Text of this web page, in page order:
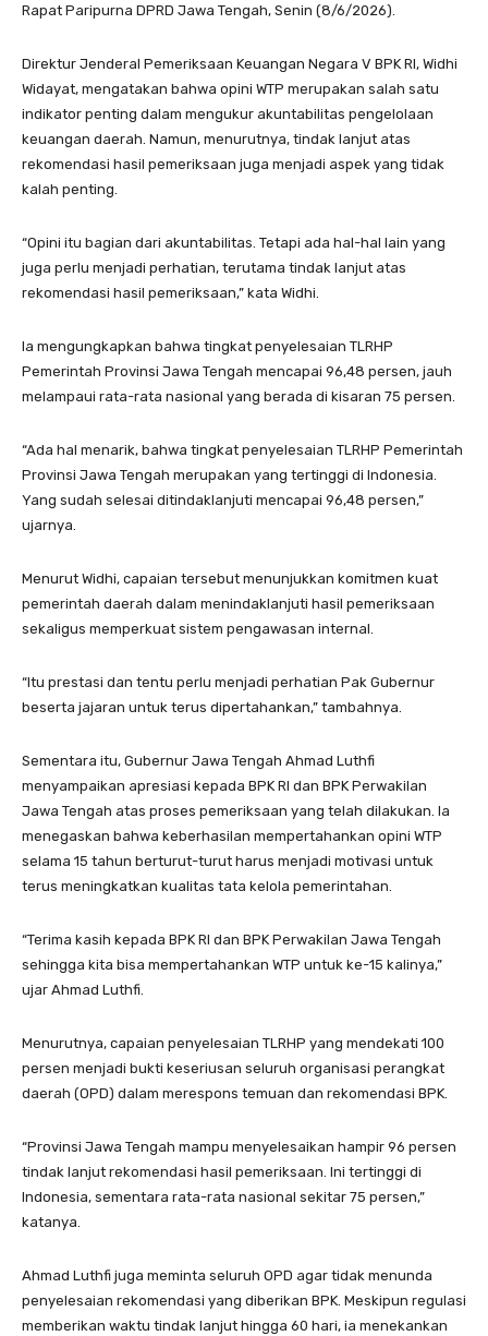
Rapat Paripurna DPRD Jawa Tengah, Senin (8/6/2026).
Direktur Jenderal Pemeriksaan Keuangan Negara V BPK RI, Widhi
Widayat, mengatakan bahwa opini WTP merupakan salah satu
indikator penting dalam mengukur akuntabilitas pengelolaan
keuangan daerah. Namun, menurutnya, tindak lanjut atas
rekomendasi hasil pemeriksaan juga menjadi aspek yang tidak
kalah penting.
“Opini itu bagian dari akuntabilitas. Tetapi ada hal-hal lain yang
juga perlu menjadi perhatian, terutama tindak lanjut atas
rekomendasi hasil pemeriksaan,” kata Widhi.
Ia mengungkapkan bahwa tingkat penyelesaian TLRHP
Pemerintah Provinsi Jawa Tengah mencapai 96,48 persen, jauh
melampaui rata-rata nasional yang berada di kisaran 75 persen.
“Ada hal menarik, bahwa tingkat penyelesaian TLRHP Pemerintah
Provinsi Jawa Tengah merupakan yang tertinggi di Indonesia.
Yang sudah selesai ditindaklanjuti mencapai 96,48 persen,”
ujarnya.
Menurut Widhi, capaian tersebut menunjukkan komitmen kuat
pemerintah daerah dalam menindaklanjuti hasil pemeriksaan
sekaligus memperkuat sistem pengawasan internal.
“Itu prestasi dan tentu perlu menjadi perhatian Pak Gubernur
beserta jajaran untuk terus dipertahankan,” tambahnya.
Sementara itu, Gubernur Jawa Tengah Ahmad Luthfi
menyampaikan apresiasi kepada BPK RI dan BPK Perwakilan
Jawa Tengah atas proses pemeriksaan yang telah dilakukan. Ia
menegaskan bahwa keberhasilan mempertahankan opini WTP
selama 15 tahun berturut-turut harus menjadi motivasi untuk
terus meningkatkan kualitas tata kelola pemerintahan.
“Terima kasih kepada BPK RI dan BPK Perwakilan Jawa Tengah
sehingga kita bisa mempertahankan WTP untuk ke-15 kalinya,”
ujar Ahmad Luthfi.
Menurutnya, capaian penyelesaian TLRHP yang mendekati 100
persen menjadi bukti keseriusan seluruh organisasi perangkat
daerah (OPD) dalam merespons temuan dan rekomendasi BPK.
“Provinsi Jawa Tengah mampu menyelesaikan hampir 96 persen
tindak lanjut rekomendasi hasil pemeriksaan. Ini tertinggi di
Indonesia, sementara rata-rata nasional sekitar 75 persen,”
katanya.
Ahmad Luthfi juga meminta seluruh OPD agar tidak menunda
penyelesaian rekomendasi yang diberikan BPK. Meskipun regulasi
memberikan waktu tindak lanjut hingga 60 hari, ia menekankan